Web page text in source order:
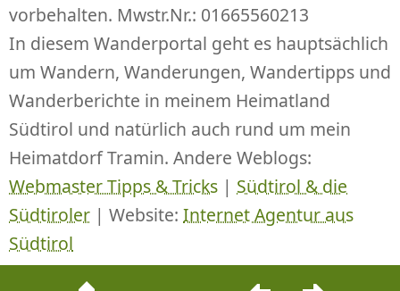
Beitrags-
vorbehalten. Mwstr.Nr.: 01665560213
In diesem Wanderportal geht es hauptsächlich
um Wandern, Wanderungen, Wandertipps und
Wanderberichte in meinem Heimatland
Südtirol und natürlich auch rund um mein
Heimatdorf Tramin. Andere Weblogs:
Webmaster Tipps & Tricks | Südtirol & die
Südtiroler | Website: Internet Agentur aus
Südtirol